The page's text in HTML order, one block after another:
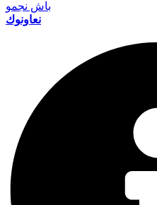
باش نجمو
نعاونوك